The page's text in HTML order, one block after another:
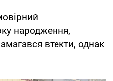
народження,
втекти, однак